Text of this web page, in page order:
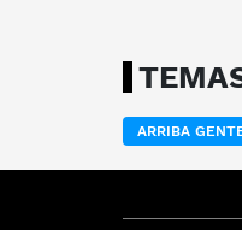
ARRIBA